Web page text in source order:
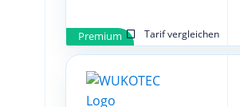
Premium Tarif vergleichen